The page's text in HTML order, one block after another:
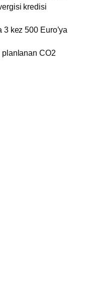
kredisi
3 kez 500 Euro’ya
CO2